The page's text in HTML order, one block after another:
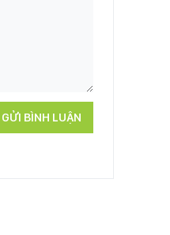
GỬI BÌNH LUẬN